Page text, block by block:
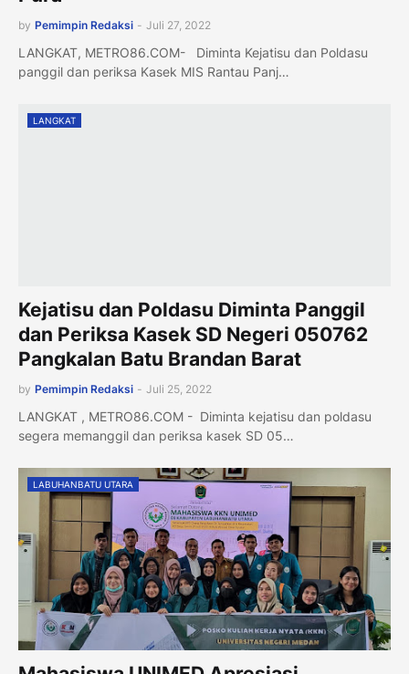
by Pemimpin Redaksi - Juli 27, 2022
LANGKAT, METRO86.COM- Diminta Kejatisu dan Poldasu
panggil dan periksa Kasek MIS Rantau Panj…
LANGKAT
Kejatisu dan Poldasu Diminta Panggil
dan Periksa Kasek SD Negeri 050762
Pangkalan Batu Brandan Barat
by Pemimpin Redaksi - Juli 25, 2022
LANGKAT , METRO86.COM - Diminta kejatisu dan poldasu
segera memanggil dan periksa kasek SD 05…
LABUHANBATU UTARA